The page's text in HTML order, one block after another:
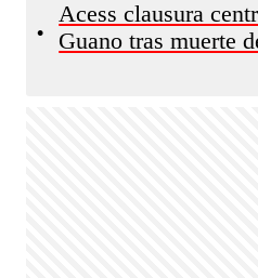
•
Acess clausura
Guano tras muerte